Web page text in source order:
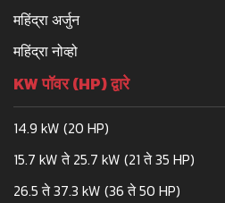
महिंद्रा अर्जुन
महिंद्रा नोव्हो
KW पॉवर (HP) द्वारे
14.9 kW (20 HP)
15.7 kW ते 25.7 kW (21 ते 35 HP)
26.5 ते 37.3 kW (36 ते 50 HP)